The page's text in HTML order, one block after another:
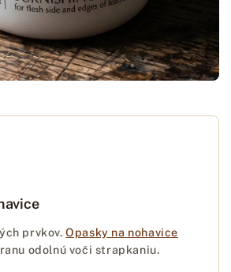
prvkov.Opasky na nohavice
odolnú voči strapkaniu.